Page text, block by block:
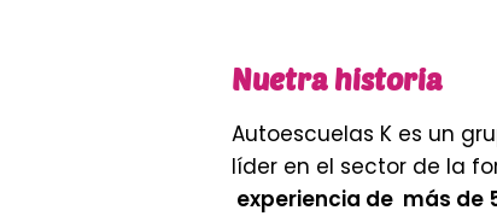
+50 años de
conducción
Nuetra historia
Autoescuelas K es un
líder en el sector de la
experiencia de más de